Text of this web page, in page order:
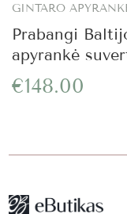
GINTARO
Prabangi
apyrankė
€148.00